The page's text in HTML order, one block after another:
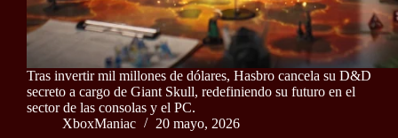
Tras invertir mil millones de dólares, Hasbro cancela su D&D
secreto a cargo de Giant Skull, redefiniendo su futuro en el
sector de las consolas y el PC.
XboxManiac
20 mayo, 2026